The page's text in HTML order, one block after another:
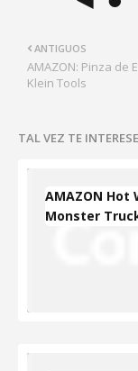
ANTIGUOS
AMAZON: Pinza de
Klein Tools
TAL VEZ TE
AMAZON Hot
Monster